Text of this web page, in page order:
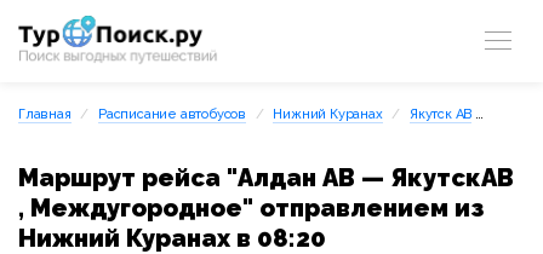
Главная Расписание автобусов Нижний Куранах Якутск АВ
Маршрут рейса "Алдан АВ — ЯкутскАВ
, Междугородное" отправлением из
Нижний Куранах в 08:20